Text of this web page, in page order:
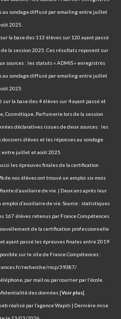
au sondage diffusé par emailing entre juillet
2025.
la base des 113 élèves sur 120 ayant passé
la session 2025. Ces résultats reposent sur
sources : les statuts « ADMIS » enregistrés
au sondage diffusé par emailing entre juillet
2025.
la base des 4 élèves sur 4 ayant passé et
Cosmétique, Parfumerie lors de la session
déclaratives issues de deux sources : les
élèves et les réponses au sondage
juillet et août 2025.
les épreuves finales de la certification
de nos élèves ont trouvé un emploi six mois
d’auxiliaire de vie. | Deux ans après leur
d’auxiliaire de vie. Source : statistiques
167 élèves retenus par France Compétences
de la certification professionnelle
ayant passé les épreuves finales entre 2019
sur le site de France Compétences :
recherche/rncp/39387/
par mail ou par courrier par l’école.
des données [Voir plus].
réalisé par l’agence Wapiti | Dernière mise